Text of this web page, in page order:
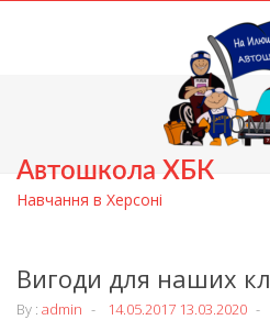
Автошкола ХБК
Навчання в Херсоні
Вигоди для наших
By : admin 14.05.2017 13.03.2020